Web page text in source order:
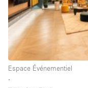
photo
Type de l'espace
Espace Événementiel
∙